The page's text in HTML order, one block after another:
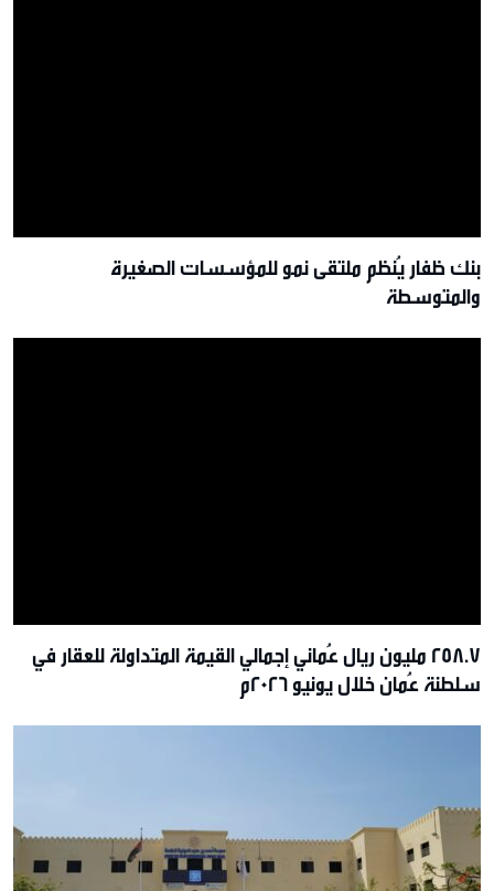
بنك ظفار يُنظم ملتقى نمو للمؤسسات الصغيرة
والمتوسطة
258.7 مليون ريال عُماني إجمالي القيمة المتداولة للعقار في
سلطنة عُمان خلال يونيو 2026م